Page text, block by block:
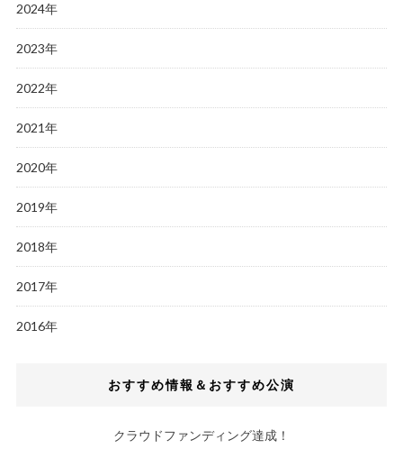
2024年
2023年
2022年
2021年
2020年
2019年
2018年
2017年
2016年
おすすめ情報＆おすすめ公演
クラウドファンディング達成！